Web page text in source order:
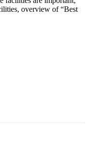
overview of “Best